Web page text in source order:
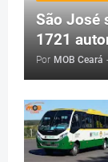
São José
1721
Por MOB Ceará -